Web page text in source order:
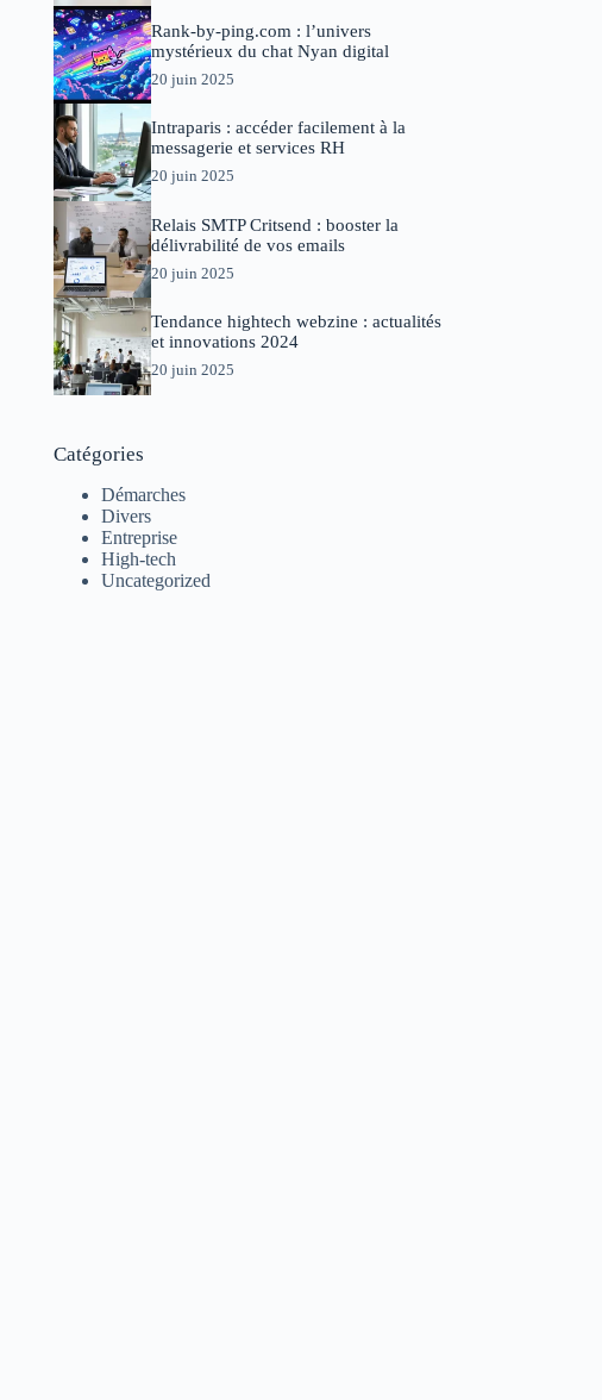
Rank-by-ping.com : l’univers
mystérieux du chat Nyan digital
20 juin 2025
Intraparis : accéder facilement à la
messagerie et services RH
20 juin 2025
Relais SMTP Critsend : booster la
délivrabilité de vos emails
20 juin 2025
Tendance hightech webzine : actualités
et innovations 2024
20 juin 2025
Catégories
Démarches
Divers
Entreprise
High-tech
Uncategorized